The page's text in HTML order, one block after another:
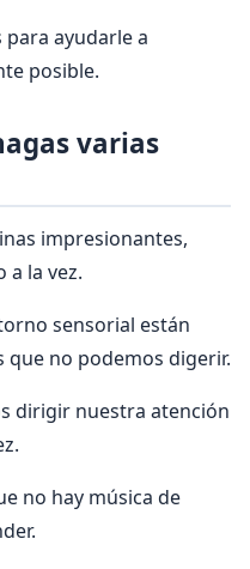
ayudarle a
posible.
varias
impresionantes,
la vez.
sensorial están
que no podemos digerir.
dirigir nuestra atención
no hay música de